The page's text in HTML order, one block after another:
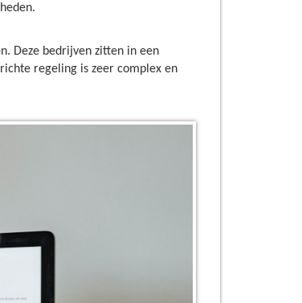
Deze bedrijven zitten in een
regeling is zeer complex en